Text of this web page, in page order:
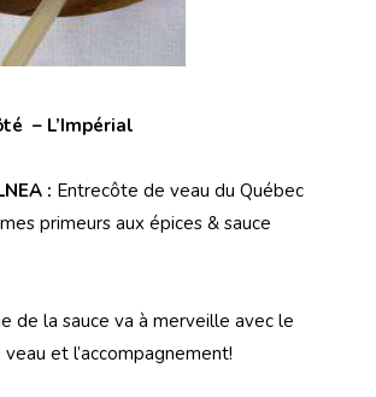
– L’Impérial
: Entrecôte de veau du Québec
primeurs aux épices & sauce
de la sauce va à merveille avec le
et l’accompagnement!